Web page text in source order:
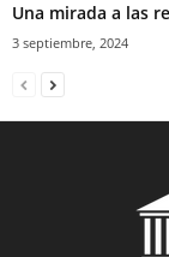
Una mirada a las
3 septiembre, 2024